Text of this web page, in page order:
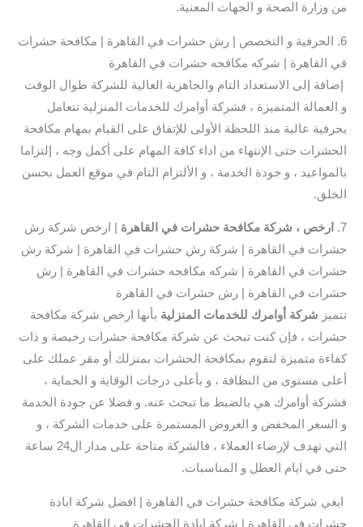
من وزارة الصحة و الجهات المعنية.
6. الحرفية و التخصص | رش حشرات في القاهرة | مكافحة حشرات
في القاهرة | شركه مكافحه حشرات في القاهرة
إضافة إلى الاستعداد التام والجاهزية العالية للشركة طوال الوقت
و العمالة المتميزة ، فشركة أوامرك للخدمات المنزلية تتعامل
بحرفية عالية منذ اللحظة الأولى للإتفاق على القيام بمهام مكافحة
الحشرات حتى الإنتهاء من اداء كافة المهام على أكمل وجه ، إلتزاما
بالمواعيد ، و جودة الخدمة ، و الألتزام التام في موقع العمل بحسن
الخلق.
7. ارخص ، شركة مكافحة حشرات في القاهرة | ارخص شركة رش
حشرات في القاهرة | شركة رش حشرات في القاهرة | شركة رش
حشرات في القاهرة | شركه مكافحه حشرات في القاهرة | رش
حشرات في القاهرة | رش حشرات في القاهرة
تتميز شركة أوامرك للخدمات المنزلية بأنها ارخص شركة مكافحة
حشرات ، فإن كنت تبحث عن شركة مكافحة حشرات رخيصة و ذات
كفاءة متميزة لتقوم بمكافحة الحشرات بمنزلك أو مقر عملك على
أعلى مستوى من النظافة ، و بأعلى درجات الوقاية و الحماية ،
فشركة أوامرك هي بالضبط ما تبحث عنه. و فضلا عن جودة الخدمة
و السعر المخفض و العروض المستمرة على خدمات الشركة ، و
التي تهدف لإرضاء العملاء ، فالشركة متاحة على مدار ال24 ساعة
حتى في ايام العطل و المناسبات.
ابغي شركة مكافحة حشرات في القاهرة | افضل شركة ابادة
حشرات في القاهرة | شركة ابادة الحشرات في القاهرة